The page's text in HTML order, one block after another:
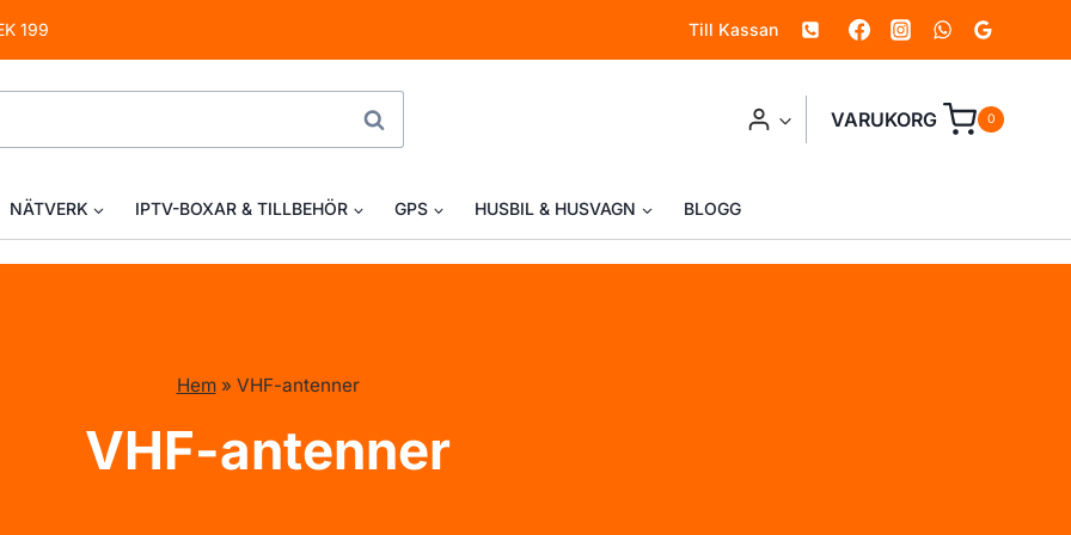
199 Till Kassan
SÖK VARUKORG 0
NÄTVERK IPTV-BOXAR & TILLBEHÖR GPS HUSBIL & HUSVAGN BLOGG
Hem» VHF-antenner
VHF-antenner